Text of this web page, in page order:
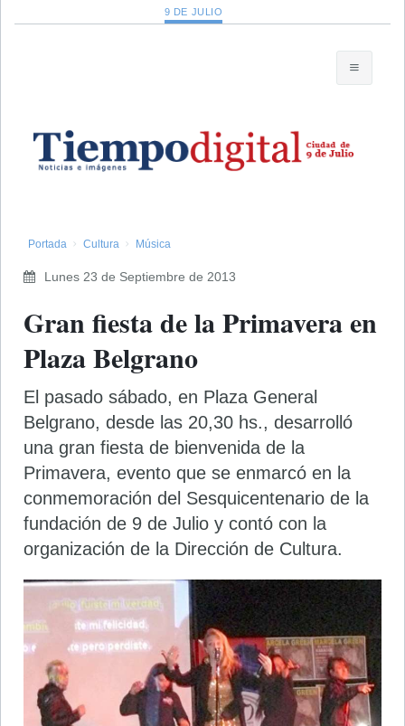
9 DE JULIO
Portada Cultura Música
Lunes 23 de Septiembre de 2013
Gran fiesta de la Primavera en
Plaza Belgrano
El pasado sábado, en Plaza General
Belgrano, desde las 20,30 hs., desarrolló
una gran fiesta de bienvenida de la
Primavera, evento que se enmarcó en la
conmemoración del Sesquicentenario de la
fundación de 9 de Julio y contó con la
organización de la Dirección de Cultura.